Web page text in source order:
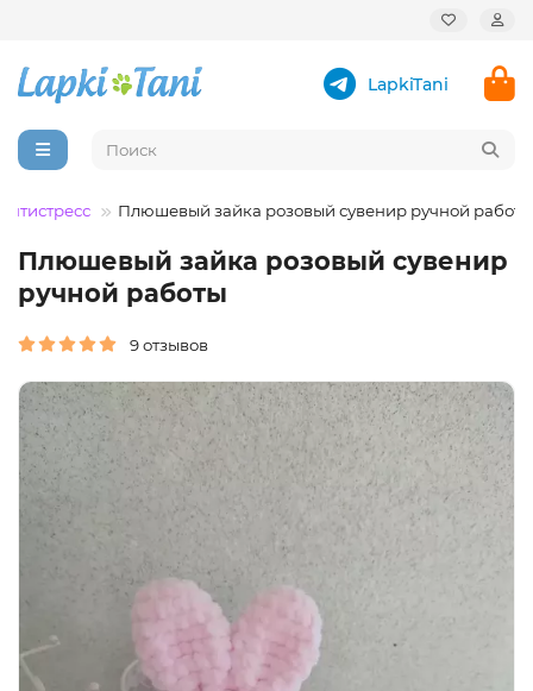
LapkiTani
Плюшевый зайка розовый сувенир ручной работы
Плюшевый зайка розовый сувенир
ручной работы
9 отзывов